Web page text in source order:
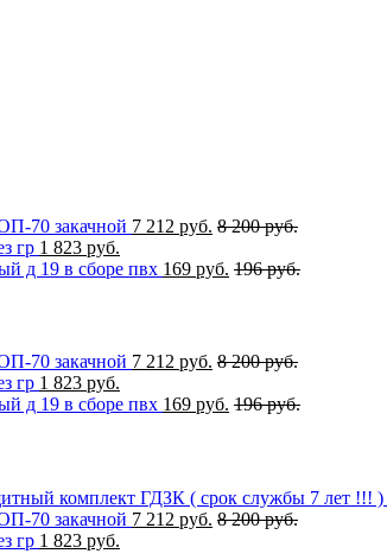
70 закачной 7 212 руб. 8 200 руб.
гр 1 823 руб.
д 19 в сборе пвх 169 руб. 196 руб.
70 закачной 7 212 руб. 8 200 руб.
гр 1 823 руб.
д 19 в сборе пвх 169 руб. 196 руб.
комплект ГДЗК ( срок службы 7 лет !!! )
70 закачной 7 212 руб. 8 200 руб.
гр 1 823 руб.